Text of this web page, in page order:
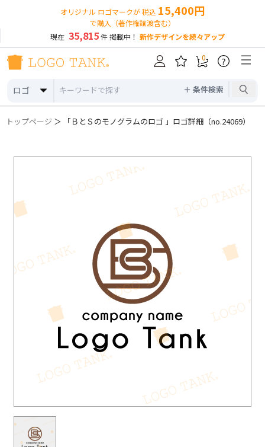
オリジナル ロゴマークが 税込 15,400円
で購入（著作権譲渡含む）
現在 35,815件 掲載中！ 新作デザインを続々アップ
ロゴ ＋ 条件検索
0 ?
トップページ ＞ 「ＢとＳのモノグラムのロゴ 」ロゴ詳細（no.24069）